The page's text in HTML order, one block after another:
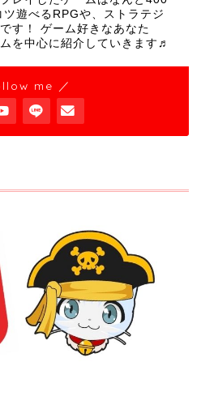
遊べるRPGや、ストラテジ
す！ ゲーム好きなあなた
を中心に紹介していきます♬
me ／